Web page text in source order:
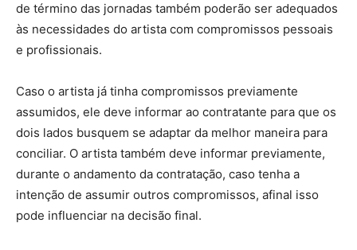
de término das jornadas também poderão ser adequados
às necessidades do artista com compromissos pessoais
e profissionais.
Caso o artista já tinha compromissos previamente
assumidos, ele deve informar ao contratante para que os
dois lados busquem se adaptar da melhor maneira para
conciliar. O artista também deve informar previamente,
durante o andamento da contratação, caso tenha a
intenção de assumir outros compromissos, afinal isso
pode influenciar na decisão final.